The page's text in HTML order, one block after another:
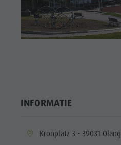
INFORMATIE
aria.location:
Kronplatz 3 - 39031 Olang